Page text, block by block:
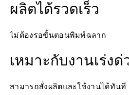
ผลิตได้รวดเร็ว
ไม่ต้องรอขั้นตอนพิมพ์ฉลาก
เหมาะกับงานเร่งด่
สามารถสั่งผลิตและใช้งานได้ทันที